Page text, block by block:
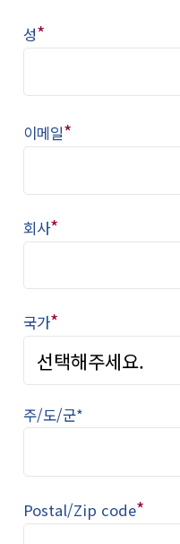
성*
이메일*
회사*
국가*
주/도/군*
Postal/Zip code*